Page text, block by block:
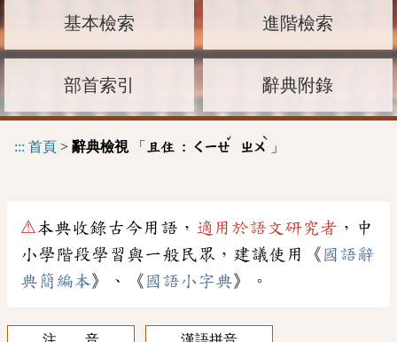
基本檢索 進階檢索
部首索引 辭典附錄
::: 首頁 > 辭典檢視「 且住 : ㄑㄧㄝ
ˇ
ㄓㄨ
ˋ
」
⚠本典收錄古今用語， 適用於語文研究者 ，中
小學階段學習與一般民眾，建議使用《 國語辭
典簡編本》、《 國語小字典》。